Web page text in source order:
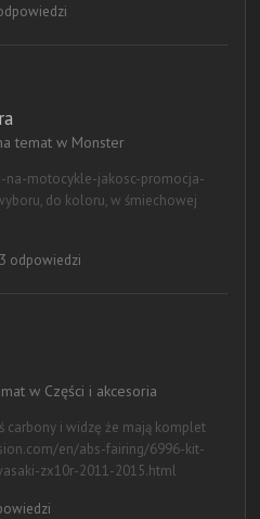
temat w Monster
motocykle-jakosc-promocja-
do koloru, w śmiechowej
odpowiedzi
w Części i akcesoria
carbony i widzę że mają komplet
en/abs-fairing/6996-kit-
zx10r-2011-2015.html